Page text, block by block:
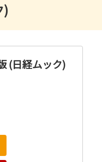
)
(日経ムック)